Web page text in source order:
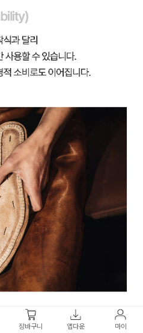
장바구니 앱다운 마이